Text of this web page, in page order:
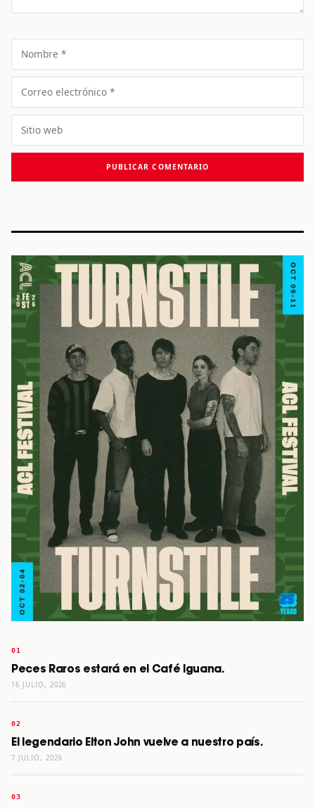
Nombre
Correo
electrónico
Sitio
web
Peces Raros estará en el Café Iguana.
16 JULIO, 2026
El legendario Elton John vuelve a nuestro país.
7 JULIO, 2026